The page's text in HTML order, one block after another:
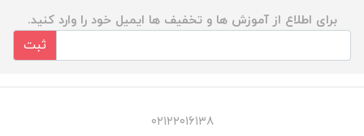
برای اطلاع از آموزش ها و تخفیف ها ایمیل خود را وارد کنید.
ثبت
۰۲۱۲۲۰۱۶۱۳۸